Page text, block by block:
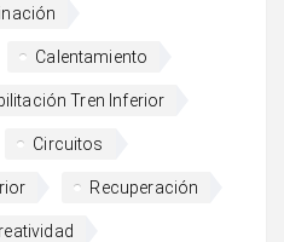
Calentamiento
Tren Inferior
Circuitos
Recuperación